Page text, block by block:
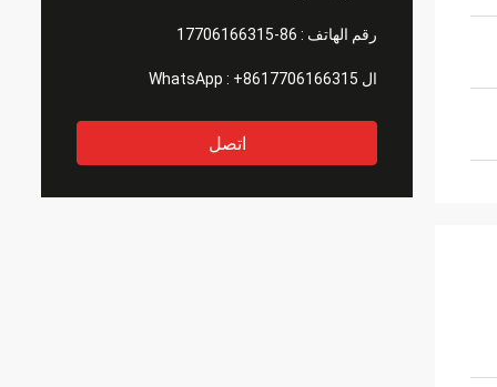
رقم الهاتف : 86-17706166315
ال WhatsApp : +8617706166315
اتصل